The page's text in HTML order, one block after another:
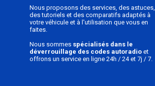
Nous proposons des services, des astuces,
des tutoriels et des comparatifs adaptés à
votre véhicule et à l'utilisation que vous en
faites.
Nous sommes spécialisés dans le
déverrouillage des codes autoradio et
offrons un service en ligne 24h / 24 et 7j / 7.